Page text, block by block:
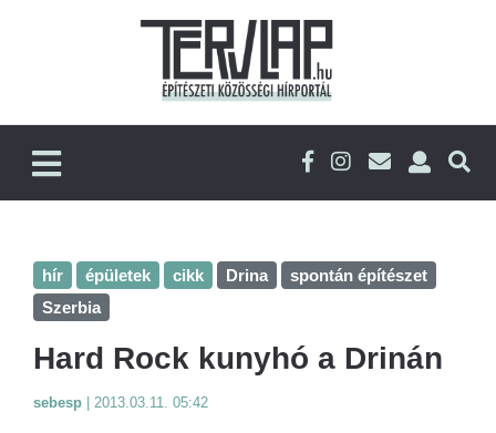
hír épületek cikk Drina
spontán építészet
Szerbia
Hard Rock kunyhó a Drinán
sebesp 2013.03.11. 05:42